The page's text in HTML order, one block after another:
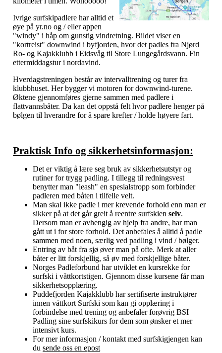
Ivrige surfskipadlere har alltid et
øye på yr.no og / eller appen
"windy" i håp om gunstig vindretning. Bildet viser en
"kortreist" downwind i byfjorden, hvor det padles fra Njørd
Ro- og Kajakklubb i Eidsvåg til Store Lungegårdsvann. Fin
ettermiddagstur i nordavind.
Hverdagstreningen består av intervalltrening og turer fra
klubbhuset. Her bygger vi motoren for downwind-turene.
Øktene gjennomføres gjerne sammen med padlere i
flattvannsbåter. Da kan det oppstå felt hvor padlere henger på
bølgen til hverandre for å spare krefter / holde høyere fart.
Praktisk Info og sikkerhetsinformasjon:
Det er viktig å lære seg bruk av sikkerhetsutstyr og
rutiner for trygg padling. I tillegg til redningsvest
benytter man "leash" en spesialstropp som forbinder
padleren med båten i tilfelle velt.
Man skal ikke padle i mer krevende forhold enn man er
sikker på at det går greit å reentre surfskien selv.
Dersom man er avhengig av hjelp fra andre, har man
gått ut i for store forhold. Det anbefales å alltid å padle
sammen med noen, særlig ved padling i vind / bølger.
Entring av båt fra sjø øver man på ofte. Merk at aller
båter er litt forskjellig, så øv med forskjellige båter.
Norges Padleforbund har utviklet en kursrekke for
surfski i våttkortstigen. Gjennom disse kursene får man
sikkerhetsopplæring.
Puddefjorden Kajakklubb har sertifiserte instruktører
innen våttkort Surfski som kan gi opplæring i
forbindelse med trening og anbefaler forøvrig BSI
Padling sine surfskikurs for dem som ønsker et mer
intensivt kurs.
For mer informasjon / kontakt med surfskigjengen kan
du sende oss en epost